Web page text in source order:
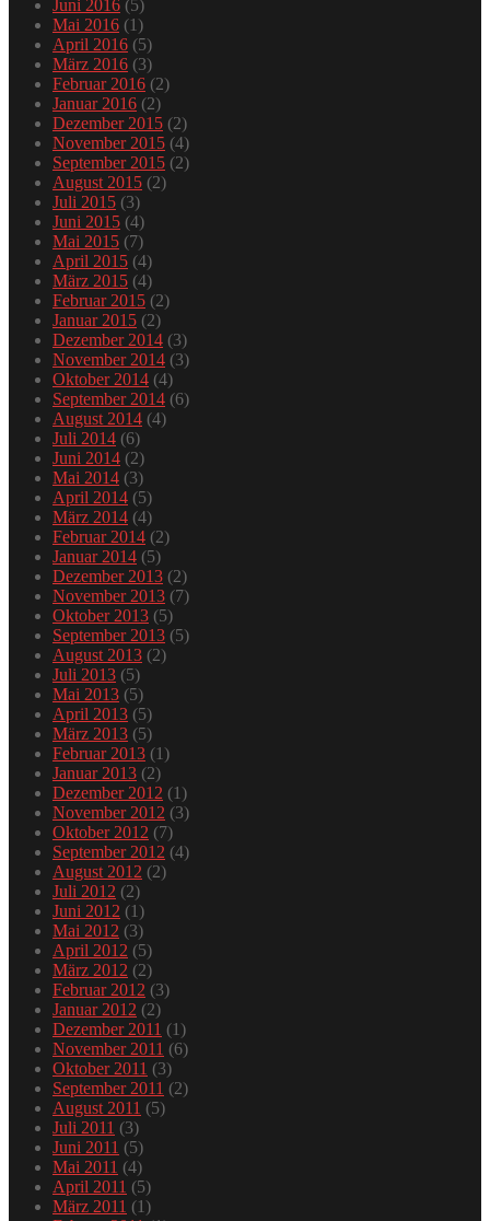
Juni 2016 (5)
Mai 2016 (1)
April 2016 (5)
März 2016 (3)
Februar 2016 (2)
Januar 2016 (2)
Dezember 2015 (2)
November 2015 (4)
September 2015 (2)
August 2015 (2)
Juli 2015 (3)
Juni 2015 (4)
Mai 2015 (7)
April 2015 (4)
März 2015 (4)
Februar 2015 (2)
Januar 2015 (2)
Dezember 2014 (3)
November 2014 (3)
Oktober 2014 (4)
September 2014 (6)
August 2014 (4)
Juli 2014 (6)
Juni 2014 (2)
Mai 2014 (3)
April 2014 (5)
März 2014 (4)
Februar 2014 (2)
Januar 2014 (5)
Dezember 2013 (2)
November 2013 (7)
Oktober 2013 (5)
September 2013 (5)
August 2013 (2)
Juli 2013 (5)
Mai 2013 (5)
April 2013 (5)
März 2013 (5)
Februar 2013 (1)
Januar 2013 (2)
Dezember 2012 (1)
November 2012 (3)
Oktober 2012 (7)
September 2012 (4)
August 2012 (2)
Juli 2012 (2)
Juni 2012 (1)
Mai 2012 (3)
April 2012 (5)
März 2012 (2)
Februar 2012 (3)
Januar 2012 (2)
Dezember 2011 (1)
November 2011 (6)
Oktober 2011 (3)
September 2011 (2)
August 2011 (5)
Juli 2011 (3)
Juni 2011 (5)
Mai 2011 (4)
April 2011 (5)
März 2011 (1)